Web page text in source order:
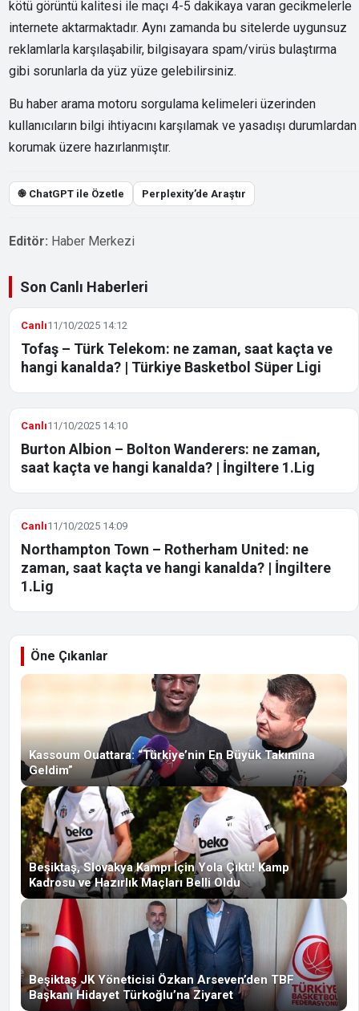
kötü görüntü kalitesi ile maçı 4-5 dakikaya varan gecikmelerle
internete aktarmaktadır. Aynı zamanda bu sitelerde uygunsuz
reklamlarla karşılaşabilir, bilgisayara spam/virüs bulaştırma
gibi sorunlarla da yüz yüze gelebilirsiniz.
Bu haber arama motoru sorgulama kelimeleri üzerinden
kullanıcıların bilgi ihtiyacını karşılamak ve yasadışı durumlardan
korumak üzere hazırlanmıştır.
֎ ChatGPT ile Özetle Perplexity’de Araştır
Editör: Haber Merkezi
Son Canlı Haberleri
Canlı11/10/2025 14:12
Tofaş – Türk Telekom: ne zaman, saat kaçta ve
hangi kanalda? | Türkiye Basketbol Süper Ligi
Canlı11/10/2025 14:10
Burton Albion – Bolton Wanderers: ne zaman,
saat kaçta ve hangi kanalda? | İngiltere 1.Lig
Canlı11/10/2025 14:09
Northampton Town – Rotherham United: ne
zaman, saat kaçta ve hangi kanalda? | İngiltere
1.Lig
Öne Çıkanlar
Kassoum Ouattara: “Türkiye’nin En Büyük Takımına
Geldim”
Beşiktaş, Slovakya Kampı İçin Yola Çıktı! Kamp
Kadrosu ve Hazırlık Maçları Belli Oldu
Beşiktaş JK Yöneticisi Özkan Arseven’den TBF
Başkanı Hidayet Türkoğlu’na Ziyaret